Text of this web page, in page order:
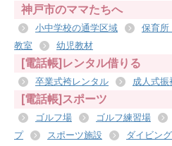
神戸市のママたちへ
小中学校の通学区域 保育所
教室
幼児教材
[電話帳]レンタル借りる
卒業式袴レンタル 成人式
[電話帳]スポーツ
ゴルフ場 ゴルフ練習場
プ
スポーツ施設 ダイビン